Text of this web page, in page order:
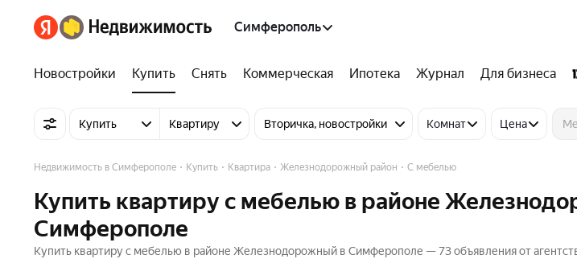
Симферополь
Новостройки Купить Снять Коммерческая Ипотека Журнал Для бизнеса
Купить Квартиру Вторичка, новостройки Комнат Цена
Недвижимость в Симферополе Купить Квартира Железнодорожный район С мебелью
Купить квартиру с мебелью в районе
Симферополе
Купить квартиру с мебелью в районе Железнодорожный в Симферополе — 73 объявления от